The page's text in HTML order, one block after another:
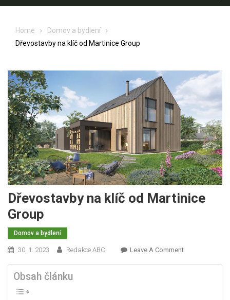
Home
Domov a bydlení
Dřevostavby na klíč od Martinice Group
Dřevostavby na klíč od Martinice
Group
Domov a bydlení
30. 1. 2023 Redakce ABC Leave A CommentOn
Obsah článku